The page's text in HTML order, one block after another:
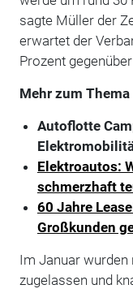
sagte Müller der
erwartet der
Prozent
Mehr zum Thema
Autoflotte
Elektroautos:
schmerzhaft
60 Jahre
Großkunden
Im Januar wurden
zugelassen und